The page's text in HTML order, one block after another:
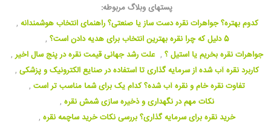
پستهای وبلاگ مربوطه:
کدوم بهتره؟ جواهرات نقره دست ساز یا صنعتی؟ راهنمای انتخاب هوشمندانه ,
5 دلیل که چرا نقره بهترین انتخاب برای هدیه دادن است؟
,
جواهرات نقره بخریم یا استیل ؟ , علت رشد جهانی قیمت نقره در پنج سال اخیر ,
کاربرد نقره آب شده از سرمایه گذاری تا استفاده در صنایع الکترونیک و پزشکی ,
تفاوت نقره خام و نقره آب شده؟ کدام یک برای شما مناسب تر است ,
نکات مهم در نگهداری و ذخیره سازی شمش نقره ,
خرید نقره برای سرمایه گذاری؟ بررسی نکات خرید ساچمه نقره ,